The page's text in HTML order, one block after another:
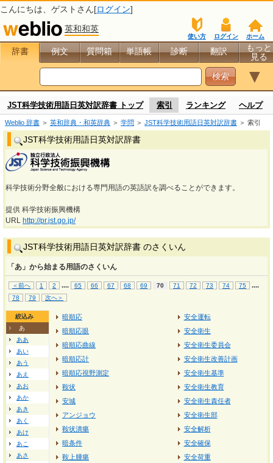
こんにちは、 ゲスト さん[ログイン]
英和和英
ホーム
ログイン
使い方
辞書 例文 質問箱 単語帳 診断 翻訳
もっと
見る
▼
JST科学技術用語日英対訳辞書 トップ 索引 ランキング ヘルプ
Weblio 辞書 ＞ 英和辞典・和英辞典 ＞ 学問 ＞ JST科学技術用語日英対訳辞書 ＞ 索引
JST科学技術用語日英対訳辞書
科学技術分野全般における専門用語の英語訳を調べることができます。
提供 科学技術振興機構
URL http://pr.jst.go.jp/
JST科学技術用語日英対訳辞書 のさくいん
「あ」から始まる用語のさくいん
＜前へ 1 2 .... 65 66 67 68 69 70 71 72 73 74 75 ....
78 79 次へ＞
絞込み
あ
ああ
あい
あう
あえ
あお
あか
あき
あく
あけ
あこ
あさ
暗順応
暗順応眼
暗順応曲線
暗順応計
暗順応視野測定
鞍状
安城
アンジョウ
鞍状潰瘍
暗条件
鞍上腫瘍
安全運転
安全衛生
安全衛生委員会
安全衛生改善計画
安全衛生基準
安全衛生教育
安全衛生責任者
安全衛生部
安全解析
安全確保
安全荷重